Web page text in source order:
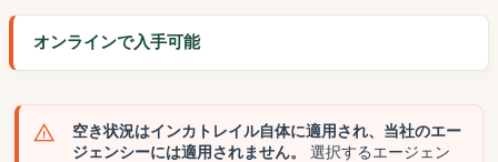
オンラインで入手可能
空き状況はインカトレイル自体に適用され、当社のエー
ジェンシーには適用されません。
選択するエージェン